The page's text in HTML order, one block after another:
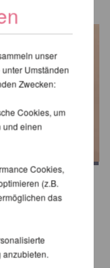
High Waist
- Lunalae
unser
Umständen
Zwecken:
Cookies, um
und einen
Cookies,
(z.B.
das